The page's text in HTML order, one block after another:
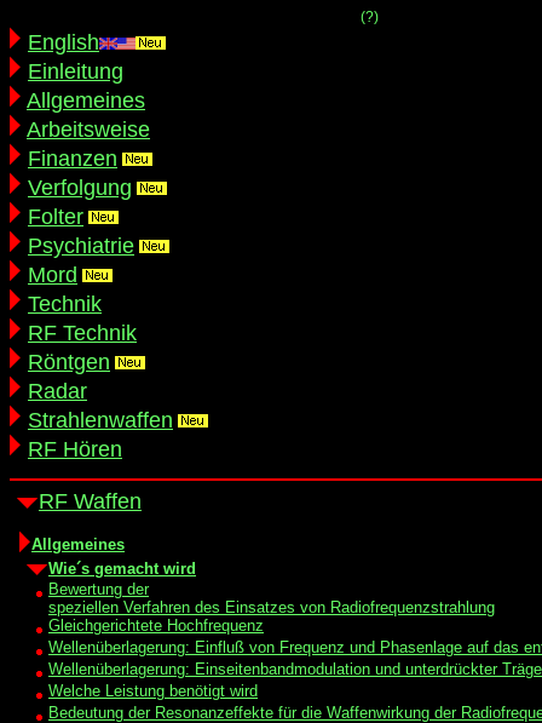
(?)
English
Einleitung
Allgemeines
Arbeitsweise
Finanzen
Verfolgung
Folter
Psychiatrie
Mord
Technik
RF Technik
Röntgen
Radar
Strahlenwaffen
RF Hören
RF Waffen
Allgemeines
Wie´s gemacht wird
Bewertung der
speziellen Verfahren des Einsatzes von Radiofrequenzstrahlung
Gleichgerichtete Hochfrequenz
Wellenüberlagerung: Einfluß von Frequenz und Phasenlage auf das
Wellenüberlagerung: Einseitenbandmodulation und unterdrückter
Welche Leistung benötigt wird
Bedeutung der Resonanzeffekte für die Waffenwirkung der